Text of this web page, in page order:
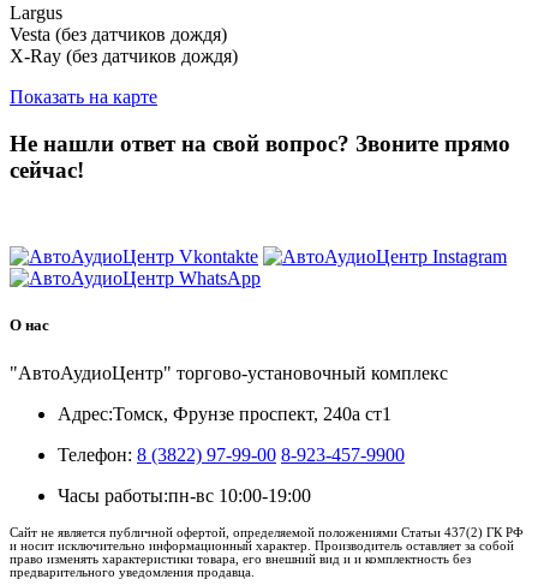
Largus
Vesta (без датчиков дождя)
X-Ray (без датчиков дождя)
Показать на карте
Не нашли ответ на свой вопрос? Звоните прямо
сейчас!
О нас
"АвтоАудиоЦентр" торгово-установочный комплекс
Адрес:Томск, Фрунзе проспект, 240а ст1
Телефон: 8 (3822) 97-99-00 8-923-457-9900
Часы работы:пн-вс 10:00-19:00
Сайт не является публичной офертой, определяемой положениями Статьи 437(2) ГК РФ
и носит исключительно информационный характер. Производитель оставляет за собой
право изменять характеристики товара, его внешний вид и и комплектность без
предварительного уведомления продавца.